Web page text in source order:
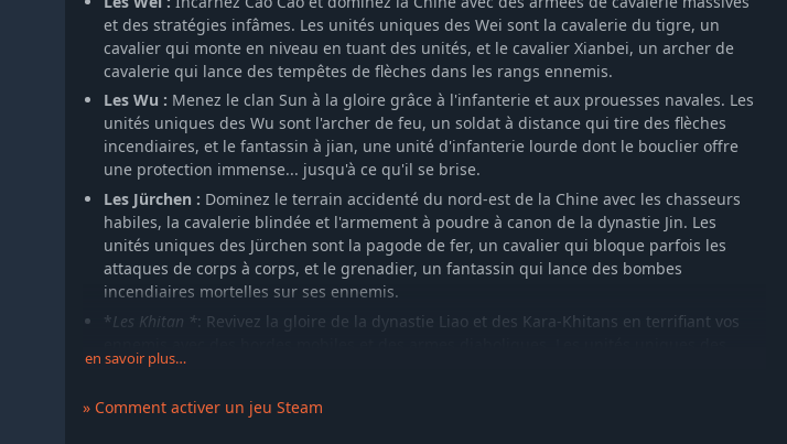
et des stratégies infâmes. Les unités uniques des Wei sont la cavalerie du tigre, un
cavalier qui monte en niveau en tuant des unités, et le cavalier Xianbei, un archer de
cavalerie qui lance des tempêtes de flèches dans les rangs ennemis.
Les Wu : Menez le clan Sun à la gloire grâce à l'infanterie et aux prouesses navales. Les
unités uniques des Wu sont l'archer de feu, un soldat à distance qui tire des flèches
incendiaires, et le fantassin à jian, une unité d'infanterie lourde dont le bouclier offre
une protection immense... jusqu'à ce qu'il se brise.
Les Jürchen : Dominez le terrain accidenté du nord-est de la Chine avec les chasseurs
habiles, la cavalerie blindée et l'armement à poudre à canon de la dynastie Jin. Les
unités uniques des Jürchen sont la pagode de fer, un cavalier qui bloque parfois les
attaques de corps à corps, et le grenadier, un fantassin qui lance des bombes
incendiaires mortelles sur ses ennemis.
*Les Khitan *: Revivez la gloire de la dynastie Liao et des Kara-Khitans en terrifiant vos
Khitan sont le liao dao, un fantassin dont les coups d'épée mortels infligent des dégâts
chameaux. De plus, au lieu de cultiver, les Khitan récoltent leur nourriture dans les
en savoir plus…
» Comment activer un jeu Steam